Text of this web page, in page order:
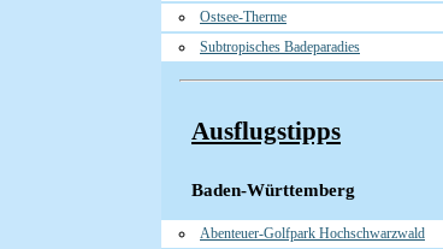
Ostsee-Therme
Subtropisches Badeparadies
Ausflugstipps
Baden-Württemberg
Abenteuer-Golfpark Hochschwarzwald